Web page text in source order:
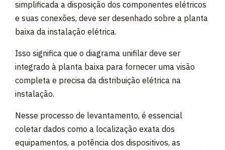
simplificada a disposição dos componentes elétricos
e suas conexões, deve ser desenhado sobre a planta
baixa da instalação elétrica.
Isso significa que o diagrama unifilar deve ser
integrado à planta baixa para fornecer uma visão
completa e precisa da distribuição elétrica na
instalação.
Nesse processo de levantamento, é essencial
coletar dados como a localização exata dos
equipamentos, a potência dos dispositivos, as